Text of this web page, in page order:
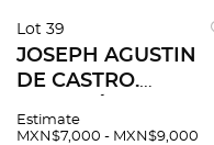
Lot 39
JOSEPH AGUSTIN
DE CASTRO.
POESÍAS HUMANAS.
Estimate
MXN$7,000 - MXN$9,000